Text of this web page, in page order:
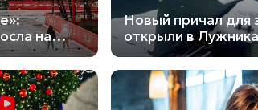
на
Новый причал для
открыли в